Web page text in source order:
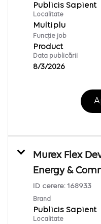
Publicis Sapient
Localitate
Multiplu
Funcție job
Product
Data publicării
8/3/2026
Murex Flex
Energy &
ID cerere: 168933
Brand
Publicis Sapient
Localitate